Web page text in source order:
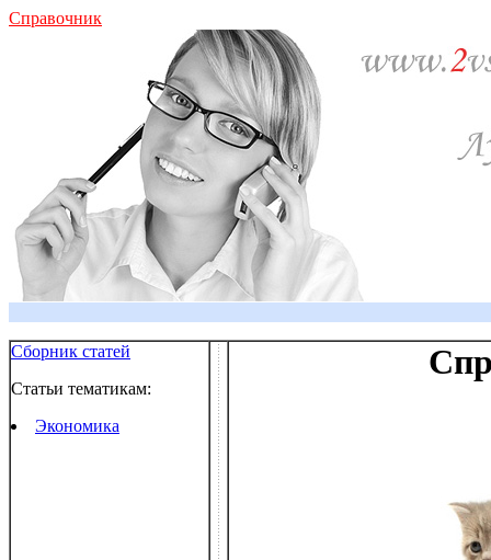
Справочник
Сборник статей
Статьи тематикам:
Экономика